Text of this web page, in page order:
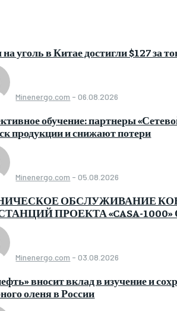
уголь в Китае достигли $127 за
Minenergo.com - 06.08.2026
обучение: партнеры
продукции и снижают потери
Minenergo.com - 05.08.2026
ОБСЛУЖИВАНИЕ
ПРОЕКТА «CASA-
Minenergo.com - 03.08.2026
вносит вклад в изучение и
оленя в России